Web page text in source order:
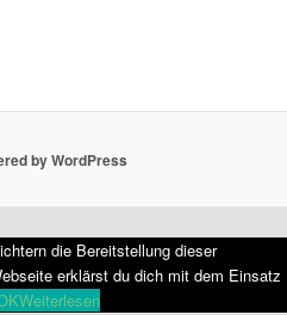
by WordPress
die Bereitstellung dieser
erklärst du dich mit dem Einsatz
Weiterlesen